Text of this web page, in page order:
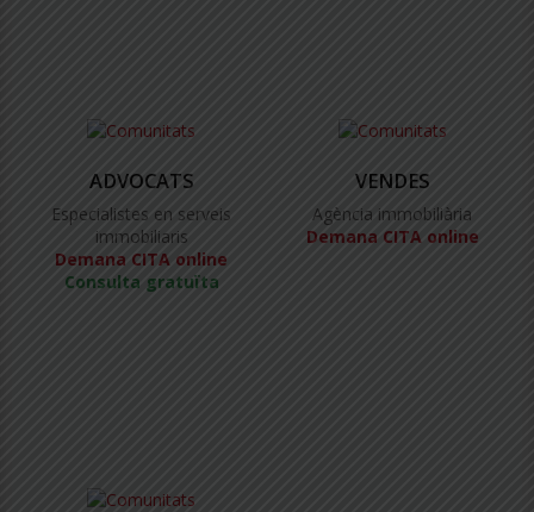
ADVOCATS
Especialistes en serveis
immobiliaris
Demana CITA online
Consulta gratuïta
VENDES
Agència immobiliària
Demana CITA online